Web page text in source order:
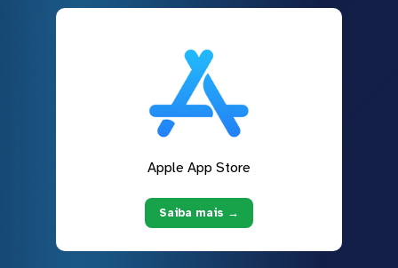
Apple App Store
Saiba mais →